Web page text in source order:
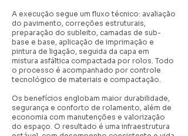
A execução segue um fluxo técnico: avaliação
do pavimento, correções estruturais,
preparação do subleito, camadas de sub-
base e base, aplicação de imprimação e
pintura de ligação, seguida da capa em
mistura asfáltica compactada por rolos. Todo
o processo é acompanhado por controle
tecnológico de materiais e compactação.
Os benefícios englobam maior durabilidade,
segurança e conforto de rolamento, além de
economia com manutenções e valorização
do espaço. O resultado é uma infraestrutura